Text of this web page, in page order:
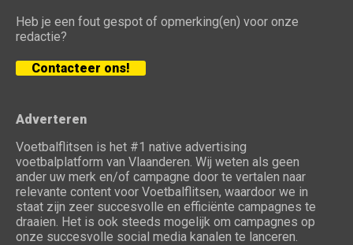
Heb je een fout gespot of opmerking(en) voor onze
redactie?
Contacteer ons!
Adverteren
Voetbalflitsen is het #1 native advertising
voetbalplatform van Vlaanderen. Wij weten als geen
ander uw merk en/of campagne door te vertalen naar
relevante content voor Voetbalflitsen, waardoor we in
staat zijn zeer succesvolle en efficiënte campagnes te
draaien. Het is ook steeds mogelijk om campagnes op
onze succesvolle social media kanalen te lanceren.